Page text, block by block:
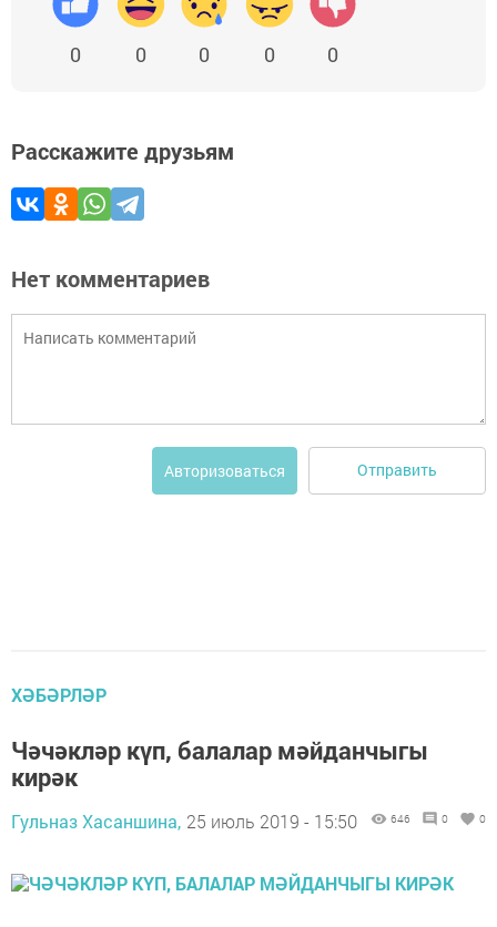
0 0 0 0 0
Расскажите друзьям
Нет комментариев
Авторизоваться Отправить
ХӘБӘРЛӘР
Чәчәкләр күп, балалар мәйданчыгы
кирәк
Гульназ Хасаншина, 25 июль 2019 - 15:50 646 0 0